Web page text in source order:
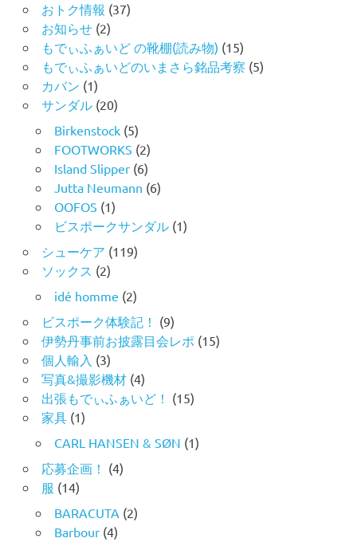
おトク情報 (37)
お知らせ(2)
もでぃふぁいど の靴棚(読み物) (15)
もでぃふぁいどのいまさら銘品考察 (5)
カバン (1)
サンダル(20)
Birkenstock(5)
FOOTWORKS (2)
Island Slipper(6)
Jutta Neumann (6)
OOFOS (1)
ビスポークサンダル(1)
シューケア (119)
ソックス (2)
idé homme (2)
ビスポーク体験記！ (9)
伊勢丹事前お披露目会レポ (15)
個人輸入 (3)
写真&撮影機材(4)
出張もでぃふぁいど！ (15)
家具(1)
CARL HANSEN & SØN (1)
応募企画！ (4)
服 (14)
BARACUTA (2)
Barbour(4)